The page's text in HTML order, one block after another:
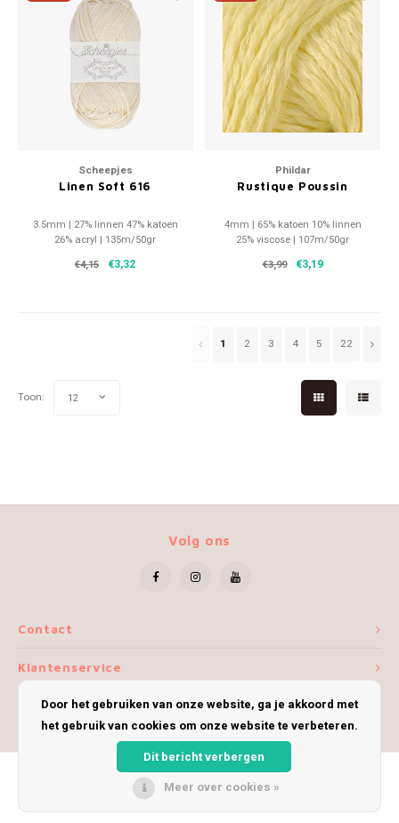
Scheepjes
Linen Soft 616
3.5mm | 27% linnen 47% katoen
26% acryl | 135m/50gr
€4,15
€3,32
Phildar
Rustique Poussin
4mm | 65% katoen 10% linnen
25% viscose | 107m/50gr
€3,99
€3,19
1 2 3 4 5 22
Toon: 12
Contact
Volg ons
Klantenservice
Mijn account
Door het gebruiken van onze website, ga je akkoord met
het gebruik van cookies om onze website te verbeteren.
Dit bericht verbergen
Meer over cookies »